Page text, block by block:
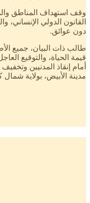
وقف استهداف المناطق
القانون الدولي
دون عوائق.
طالب ذات البيان، جميع
قيمة الحياة، والتوقيع
أمام إنقاذ المدنيين
مدينة الأبيض، بولاية شمال